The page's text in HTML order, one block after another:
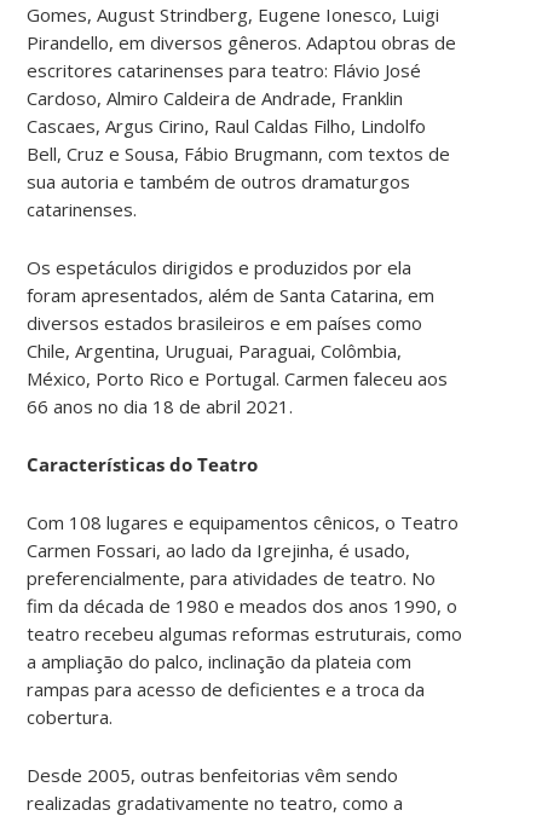
Gomes, August Strindberg, Eugene Ionesco, Luigi
Pirandello, em diversos gêneros. Adaptou obras de
escritores catarinenses para teatro: Flávio José
Cardoso, Almiro Caldeira de Andrade, Franklin
Cascaes, Argus Cirino, Raul Caldas Filho, Lindolfo
Bell, Cruz e Sousa, Fábio Brugmann, com textos de
sua autoria e também de outros dramaturgos
catarinenses.
Os espetáculos dirigidos e produzidos por ela
foram apresentados, além de Santa Catarina, em
diversos estados brasileiros e em países como
Chile, Argentina, Uruguai, Paraguai, Colômbia,
México, Porto Rico e Portugal. Carmen faleceu aos
66 anos no dia 18 de abril 2021.
Características do Teatro
Com 108 lugares e equipamentos cênicos, o Teatro
Carmen Fossari, ao lado da Igrejinha, é usado,
preferencialmente, para atividades de teatro. No
fim da década de 1980 e meados dos anos 1990, o
teatro recebeu algumas reformas estruturais, como
a ampliação do palco, inclinação da plateia com
rampas para acesso de deficientes e a troca da
cobertura.
Desde 2005, outras benfeitorias vêm sendo
realizadas gradativamente no teatro, como a